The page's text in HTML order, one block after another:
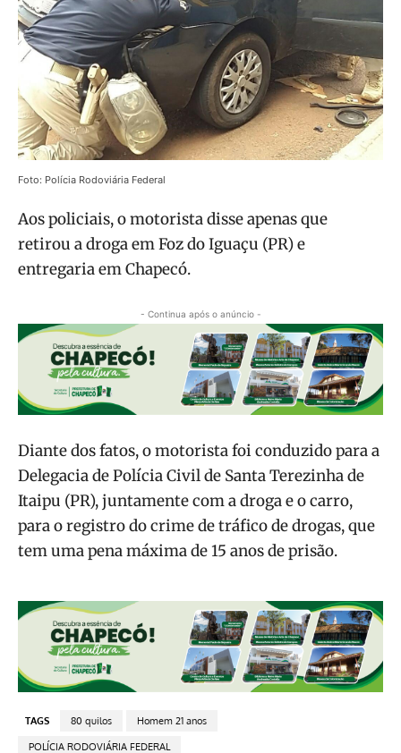
Foto: Polícia Rodoviária Federal
Aos policiais, o motorista disse apenas que
retirou a droga em Foz do Iguaçu (PR) e
entregaria em Chapecó.
- Continua após o anúncio -
Diante dos fatos, o motorista foi conduzido para a
Delegacia de Polícia Civil de Santa Terezinha de
Itaipu (PR), juntamente com a droga e o carro,
para o registro do crime de tráfico de drogas, que
tem uma pena máxima de 15 anos de prisão.
TAGS 80 quilos Homem 21 anos
POLÍCIA RODOVIÁRIA FEDERAL